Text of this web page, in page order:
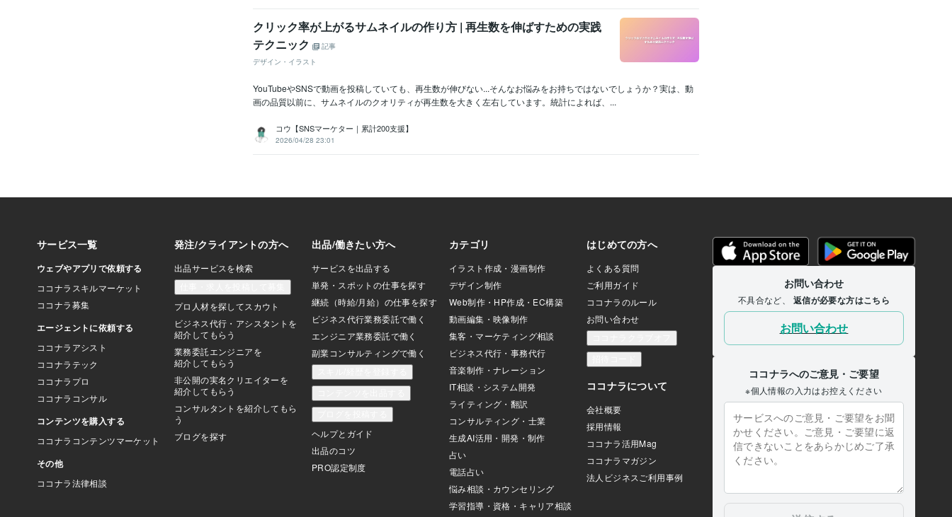
クリック率が上がるサムネイルの作り方 | 再生数を伸ばすための実践
テクニック
記事
デザイン・イラスト
YouTubeやSNSで動画を投稿していても、再生数が伸びない...そんなお悩みをお持ちではないでしょうか？実は、動
画の品質以前に、サムネイルのクオリティが再生数を大きく左右しています。統計によれば、...
コウ【SNSマーケター｜累計200支援】
2026/04/28 23:01